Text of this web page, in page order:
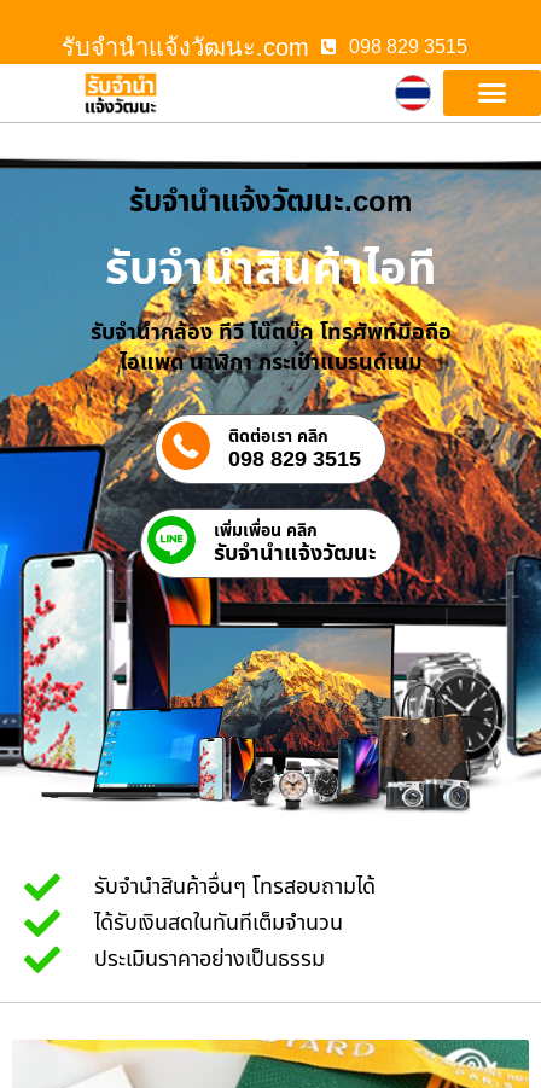
รับจํานําแจ้งวัฒนะ.com 098 829 3515
รับจํานําแจ้งวัฒนะ.com
รับจำนำสินค้าไอที
รับจำนำกล้อง ทีวี โน๊ตบุ๊ค โทรศัพท์มือถือ
ไอแพด นาฬิกา กระเป๋าแบรนด์เนม
ติดต่อเรา คลิก
098 829 3515
เพิ่มเพื่อน คลิก
รับจํานําแจ้งวัฒนะ
รับจำนำสินค้าอื่นๆ โทรสอบถามได้
ได้รับเงินสดในทันทีเต็มจำนวน
ประเมินราคาอย่างเป็นธรรม